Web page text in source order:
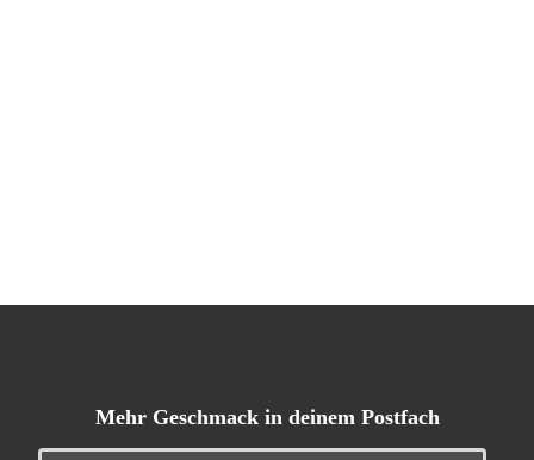
Mehr Geschmack in deinem Postfach